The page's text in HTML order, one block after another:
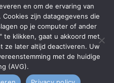
& GPDR
vermeldingen
en om de ervaring van
zijn datagegevens die
op je computer of ander
te klikken, gaat u akkoord met
ze later altijd deactiveren. Uw
met de huidige
(AVG).